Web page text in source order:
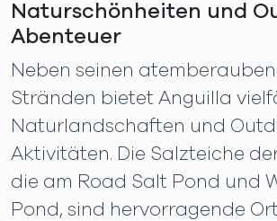
Naturschönheiten und
Abenteuer
Neben seinen
Stränden bietet Anguilla
Naturlandschaften und
Aktivitäten. Die Salzteiche
die am Road Salt Pond und
Pond, sind hervorragende